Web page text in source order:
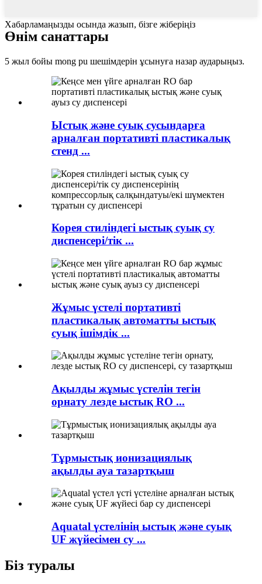
Хабарламаңызды осында жазып, бізге жіберіңіз
Өнім санаттары
5 жыл бойы mong pu шешімдерін ұсынуға назар аударыңыз.
Ыстық және суық сусындарға
арналған портативті пластикалық
стенд ...
Корея стиліндегі ыстық суық су
диспенсері/тік ...
Жұмыс үстелі портативті
пластикалық автоматты ыстық
суық ішімдік ...
Ақылды жұмыс үстелін тегін
орнату лезде ыстық RO ...
Тұрмыстық ионизациялық
ақылды ауа тазартқыш
Aquatal үстелінің ыстық және суық
UF жүйесімен су ...
Біз туралы